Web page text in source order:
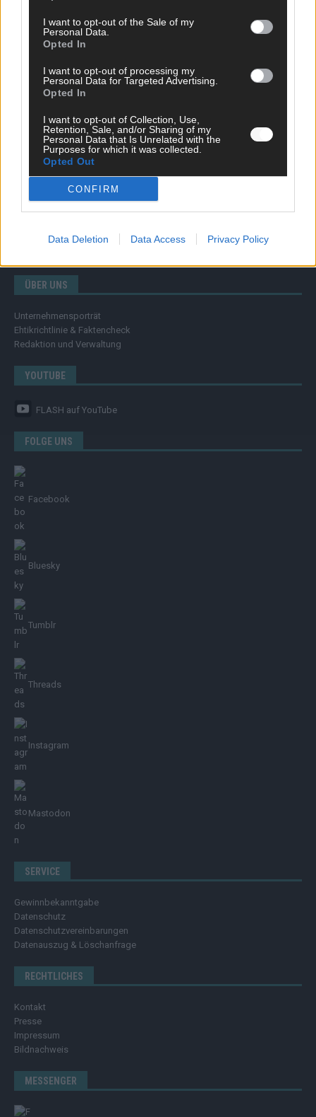
I want to opt-out of the Sale of my
Personal Data.
Opted In
I want to opt-out of processing my
Personal Data for Targeted Advertising.
Opted In
I want to opt-out of Collection, Use,
Retention, Sale, and/or Sharing of my
Personal Data that Is Unrelated with the
Purposes for which it was collected.
Opted Out
CONFIRM
Data Deletion Data Access Privacy Policy
SCHNELL ZUM RESSORT
Nachrichten
Ratgeber
Wissen
Kommentar
Streams & Storys
ÜBER UNS
Unternehmensporträt
Ehtikrichtlinie & Faktencheck
Redaktion und Verwaltung
YOUTUBE
FLASH auf YouTube
FOLGE UNS
Facebook
Bluesky
Tumblr
Threads
Instagram
Mastodon
SERVICE
Gewinnbekanntgabe
Datenschutz
Datenschutzvereinbarungen
Datenauszug & Löschanfrage
RECHTLICHES
Kontakt
Presse
Impressum
Bildnachweis
MESSENGER